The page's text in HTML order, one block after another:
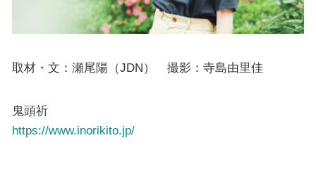
取材・文：瀬尾陽（JDN） 撮影：寺島由里佳
鬼頭祈
https://www.inorikito.jp/